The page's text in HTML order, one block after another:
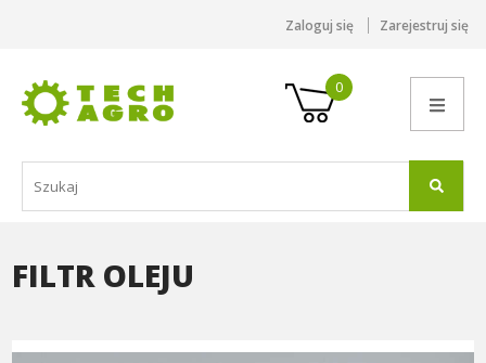
Zaloguj się Zarejestruj się
0
FILTR OLEJU